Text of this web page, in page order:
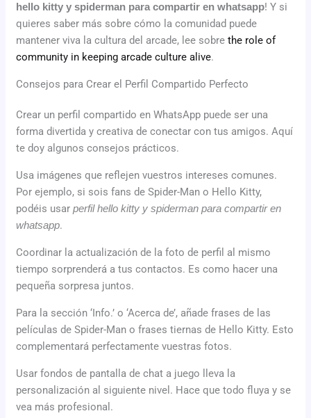
hello kitty y spiderman para compartir en whatsapp! Y si
quieres saber más sobre cómo la comunidad puede
mantener viva la cultura del arcade, lee sobrethe role of
community in keeping arcade culture alive.
Consejos para Crear el Perfil Compartido Perfecto
Crear un perfil compartido en WhatsApp puede ser una
forma divertida y creativa de conectar con tus amigos. Aquí
te doy algunos consejos prácticos.
Usa imágenes que reflejen vuestros intereses comunes.
Por ejemplo, si sois fans de Spider-Man o Hello Kitty,
podéis usarperfil hello kitty y spiderman para compartir en
whatsapp.
Coordinar la actualización de la foto de perfil al mismo
tiempo sorprenderá a tus contactos. Es como hacer una
pequeña sorpresa juntos.
Para la sección ‘Info.’ o ‘Acerca de’, añade frases de las
películas de Spider-Man o frases tiernas de Hello Kitty. Esto
complementará perfectamente vuestras fotos.
Usar fondos de pantalla de chat a juego lleva la
personalización al siguiente nivel. Hace que todo fluya y se
vea más profesional.